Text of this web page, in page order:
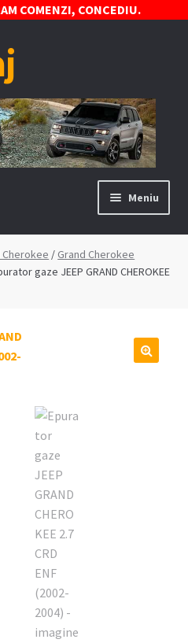
COMENZI, CONCEDIU.
Meniu
Cherokee / Grand Cherokee
gaze JEEP GRAND CHEROKEE